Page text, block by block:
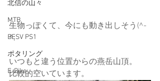
北信の山々
MTB
BESV PS1
ポタリング
E-Bike
生物っぽくて、今にも動き出しそう(^-
^;
いつもと違う位置からの燕岳山頂。
比較的空いています。